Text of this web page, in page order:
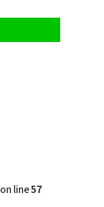
on line57